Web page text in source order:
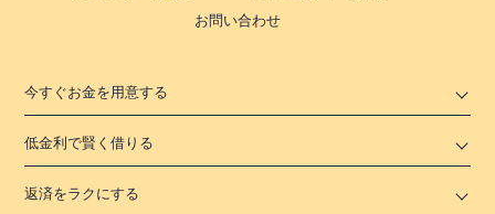
お問い合わせ
今すぐお金を用意する
低金利で賢く借りる
返済をラクにする